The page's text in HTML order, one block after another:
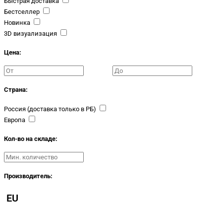
Бестселлер
Новинка
3D визуализация
Цена:
Страна:
Россия (доставка только в РБ)
Европа
Кол-во на складе:
Производитель:
EU